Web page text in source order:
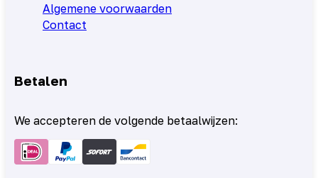
Algemene voorwaarden
Contact
Betalen
We accepteren de volgende betaalwijzen: